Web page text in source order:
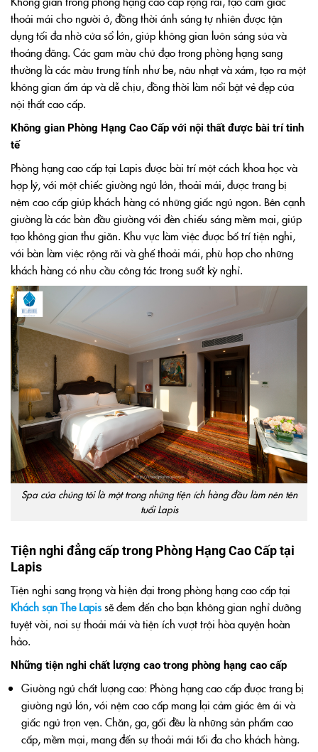
thoải mái cho người ở, đồng thời ánh sáng tự nhiên được tận
dụng tối đa nhờ cửa sổ lớn, giúp không gian luôn sáng sủa và
thoáng đãng. Các gam màu chủ đạo trong phòng hạng sang
thường là các màu trung tính như be, nâu nhạt và xám, tạo ra một
không gian ấm áp và dễ chịu, đồng thời làm nổi bật vẻ đẹp của
nội thất cao cấp.
Không gian Phòng Hạng Cao Cấp với nội thất được bài trí tinh
tế
Phòng hạng cao cấp tại Lapis được bài trí một cách khoa học và
hợp lý, với một chiếc giường ngủ lớn, thoải mái, được trang bị
nệm cao cấp giúp khách hàng có những giấc ngủ ngon. Bên cạnh
giường là các bàn đầu giường với đèn chiếu sáng mềm mại, giúp
tạo không gian thư giãn. Khu vực làm việc được bố trí tiện nghi,
với bàn làm việc rộng rãi và ghế thoải mái, phù hợp cho những
khách hàng có nhu cầu công tác trong suốt kỳ nghỉ.
Spa của chúng tôi là một trong những tiện ích hàng đầu làm nên tên
tuổi Lapis
Tiện nghi đẳng cấp trong Phòng Hạng Cao Cấp tại
Lapis
Tiện nghi sang trọng và hiện đại trong phòng hạng cao cấp tại
Khách sạn The Lapissẽ đem đến cho bạn không gian nghỉ dưỡng
tuyệt vời, nơi sự thoải mái và tiện ích vượt trội hòa quyện hoàn
hảo.
Những tiện nghi chất lượng cao trong phòng hạng cao cấp
Giường ngủ chất lượng cao: Phòng hạng cao cấp được trang bị
giường ngủ lớn, với nệm cao cấp mang lại cảm giác êm ái và
giấc ngủ trọn vẹn. Chăn, ga, gối đều là những sản phẩm cao
cấp, mềm mại, mang đến sự thoải mái tối đa cho khách hàng.